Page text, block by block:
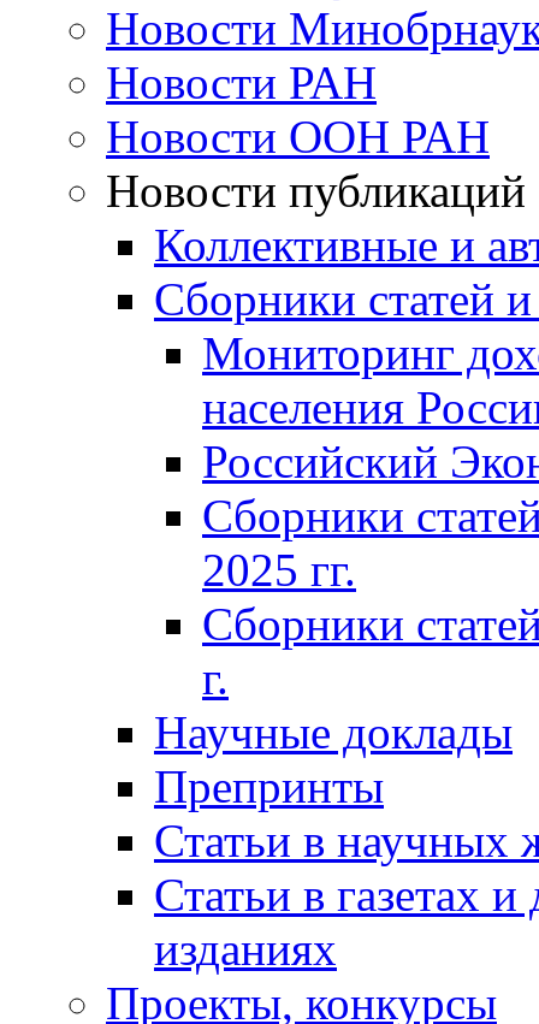
Новости
Новости РАН
Новости ООН РАН
Новости публикаций
Коллективные и
Сборники статей
Мониторинг
населения
Российский
Сборники
2025 гг.
Сборники
г.
Научные доклады
Препринты
Статьи в научных
Статьи в газетах
изданиях
Проекты, конкурсы